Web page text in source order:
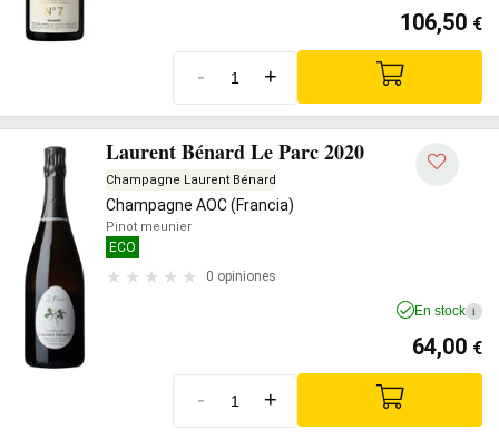
106,50 €
- +
Laurent Bénard Le Parc 2020
Champagne Laurent Bénard
Champagne AOC (Francia)
Pinot meunier
ECO
0 opiniones
En stock i
64,00 €
- +